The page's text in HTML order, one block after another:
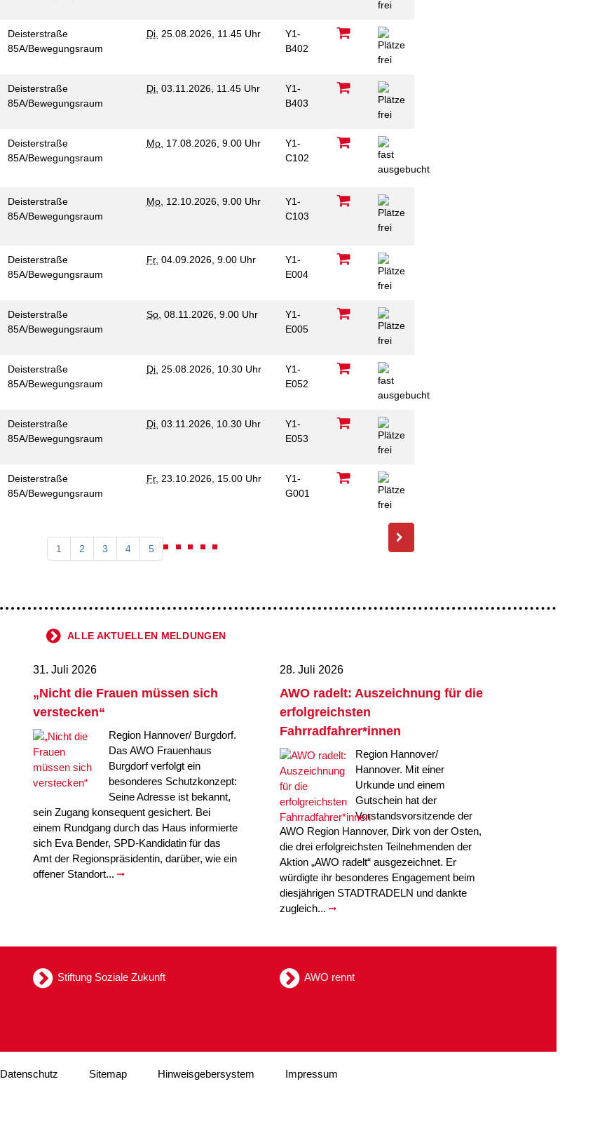
Deisterstraße
85A/Bewegungsraum
Di. 25.08.2026, 11.45 Uhr
Y1-
B402
Deisterstraße
85A/Bewegungsraum
Di. 03.11.2026, 11.45 Uhr
Y1-
B403
Deisterstraße
85A/Bewegungsraum
Mo. 17.08.2026, 9.00 Uhr
Y1-
C102
Deisterstraße
85A/Bewegungsraum
Mo. 12.10.2026, 9.00 Uhr
Y1-
C103
Deisterstraße
85A/Bewegungsraum
Fr. 04.09.2026, 9.00 Uhr
Y1-
E004
Deisterstraße
85A/Bewegungsraum
So. 08.11.2026, 9.00 Uhr
Y1-
E005
Deisterstraße
85A/Bewegungsraum
Di. 25.08.2026, 10.30 Uhr
Y1-
E052
Deisterstraße
85A/Bewegungsraum
Di. 03.11.2026, 10.30 Uhr
Y1-
E053
Deisterstraße
85A/Bewegungsraum
Fr. 23.10.2026, 15.00 Uhr
Y1-
G001
1 2 3 4 5
ALLE AKTUELLEN MELDUNGEN
31. Juli 2026
„Nicht die Frauen müssen sich
verstecken“
Region Hannover/ Burgdorf.
Das AWO Frauenhaus
Burgdorf verfolgt ein
besonderes Schutzkonzept:
Seine Adresse ist bekannt,
sein Zugang konsequent gesichert. Bei
einem Rundgang durch das Haus informierte
sich Eva Bender, SPD-Kandidatin für das
Amt der Regionspräsidentin, darüber, wie ein
offener Standort...
28. Juli 2026
AWO radelt: Auszeichnung für die
erfolgreichsten
Fahrradfahrer*innen
Region Hannover/
Hannover. Mit einer
Urkunde und einem
Gutschein hat der
Vorstandsvorsitzende der
AWO Region Hannover, Dirk von der Osten,
die drei erfolgreichsten Teilnehmenden der
Aktion „AWO radelt“ ausgezeichnet. Er
würdigte ihr besonderes Engagement beim
diesjährigen STADTRADELN und dankte
zugleich...
Stiftung Soziale Zukunft AWO rennt
Datenschutz Sitemap Hinweisgebersystem Impressum